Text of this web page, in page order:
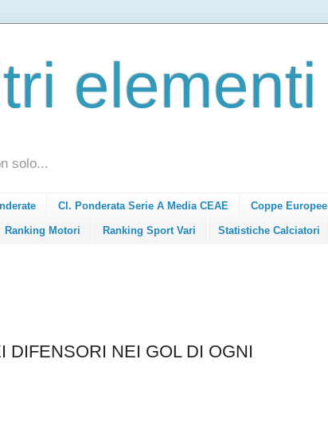
elementi
solo...
Cl. Ponderata Serie A Media CEAE Coppe Europee
Ranking Motori Ranking Sport Vari Statistiche Calciatori
DIFENSORI NEI GOL DI OGNI